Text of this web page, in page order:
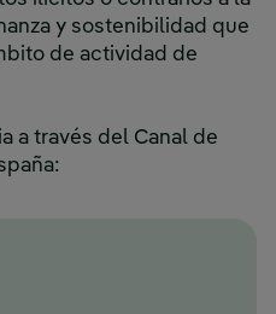
y sostenibilidad que
de actividad de
a través del Canal de